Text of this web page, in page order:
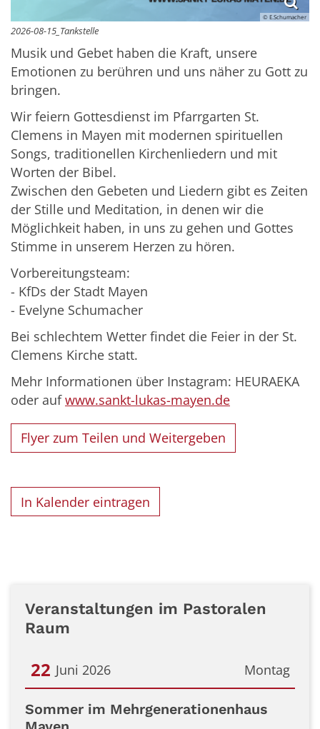
© E.Schumacher
2026-08-15_Tankstelle
Musik und Gebet haben die Kraft, unsere
Emotionen zu berühren und uns näher zu Gott zu
bringen.
Wir feiern Gottesdienst im Pfarrgarten St.
Clemens in Mayen mit modernen spirituellen
Songs, traditionellen Kirchenliedern und mit
Worten der Bibel.
Zwischen den Gebeten und Liedern gibt es Zeiten
der Stille und Meditation, in denen wir die
Möglichkeit haben, in uns zu gehen und Gottes
Stimme in unserem Herzen zu hören.
Vorbereitungsteam:
- KfDs der Stadt Mayen
- Evelyne Schumacher
Bei schlechtem Wetter findet die Feier in der St.
Clemens Kirche statt.
Mehr Informationen über Instagram: HEURAEKA
oder aufwww.sankt-lukas-mayen.de
Flyer zum Teilen und Weitergeben
In Kalender eintragen
Veranstaltungen im Pastoralen
Raum
Montag
22 Juni 2026
Datum: 22. Juni 2026
Sommer im Mehrgenerationenhaus